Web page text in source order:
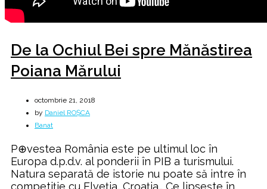
De la Ochiul Bei spre Mănăstirea
Poiana Mărului
octombrie 21, 2018
by Daniel ROȘCA
Banat
P⊕vestea România este pe ultimul loc în
Europa d.p.d.v. al ponderii în PIB a turismului.
Natura separată de istorie nu poate să intre în